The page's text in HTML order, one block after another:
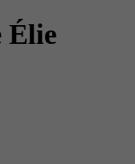
Élie